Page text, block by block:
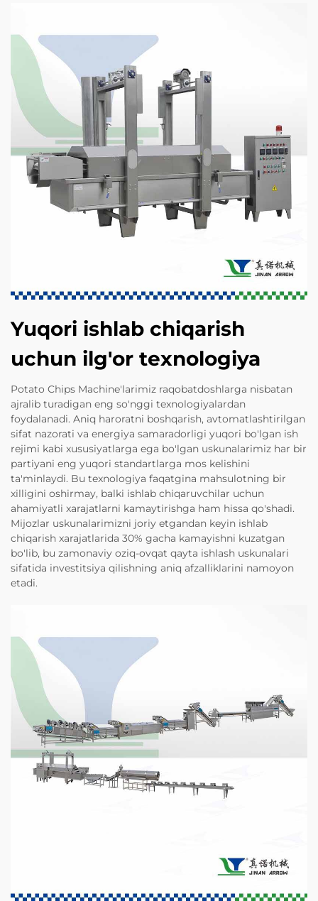
Yuqori ishlab chiqarish
uchun ilg'or texnologiya
Potato Chips Machine'larimiz raqobatdoshlarga nisbatan
ajralib turadigan eng so'nggi texnologiyalardan
foydalanadi. Aniq haroratni boshqarish, avtomatlashtirilgan
sifat nazorati va energiya samaradorligi yuqori bo'lgan ish
rejimi kabi xususiyatlarga ega bo'lgan uskunalarimiz har bir
partiyani eng yuqori standartlarga mos kelishini
ta'minlaydi. Bu texnologiya faqatgina mahsulotning bir
xilligini oshirmay, balki ishlab chiqaruvchilar uchun
ahamiyatli xarajatlarni kamaytirishga ham hissa qo'shadi.
Mijozlar uskunalarimizni joriy etgandan keyin ishlab
chiqarish xarajatlarida 30% gacha kamayishni kuzatgan
bo'lib, bu zamonaviy oziq-ovqat qayta ishlash uskunalari
sifatida investitsiya qilishning aniq afzalliklarini namoyon
etadi.